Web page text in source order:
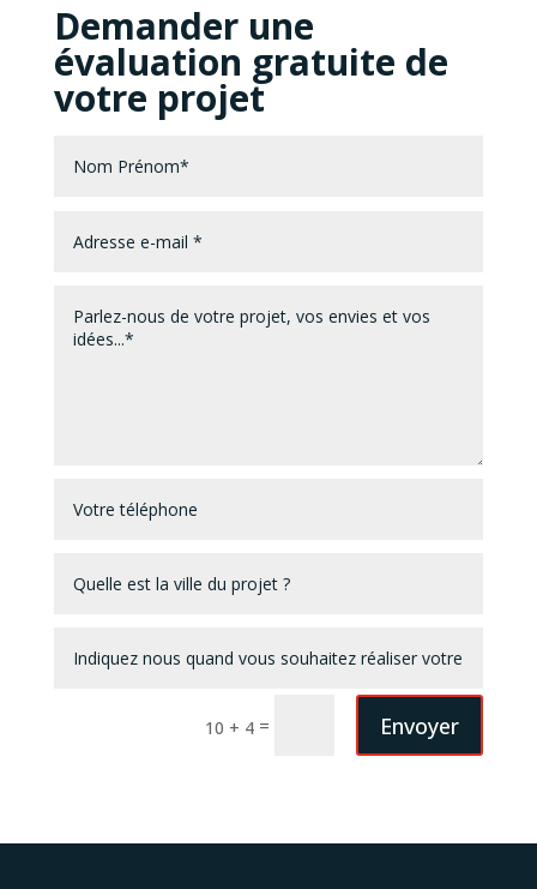
Demander une
évaluation gratuite de
votre projet
10 + 4 = Envoyer